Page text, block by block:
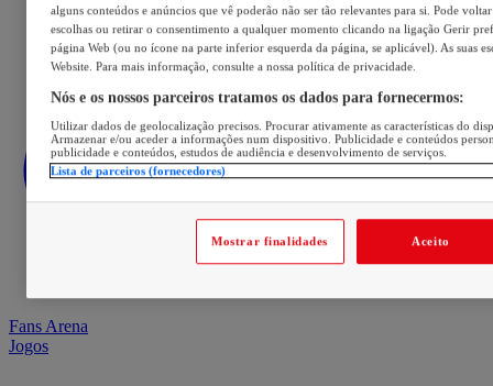
Fans Arena
Jogos
alguns conteúdos e anúncios que vê poderão não ser tão relevantes para si. Pode voltar
escolhas ou retirar o consentimento a qualquer momento clicando na ligação Gerir
página Web (ou no ícone na parte inferior esquerda da página, se aplicável). As suas
Website. Para mais informação, consulte a nossa política de privacidade.
Nós e os nossos parceiros tratamos os dados para fornecermos:
Utilizar dados de geolocalização precisos. Procurar ativamente as características do
Armazenar e/ou aceder a informações num dispositivo. Publicidade e conteúdos
publicidade e conteúdos, estudos de audiência e desenvolvimento de serviços.
Lista de parceiros (fornecedores)
Mostrar finalidades Aceito